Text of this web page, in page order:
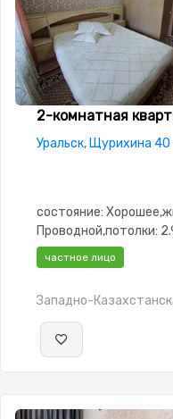
2-комнатная
Уральск, Щурихина
состояние:
Проводной,потолки:
частное лицо
Западно-